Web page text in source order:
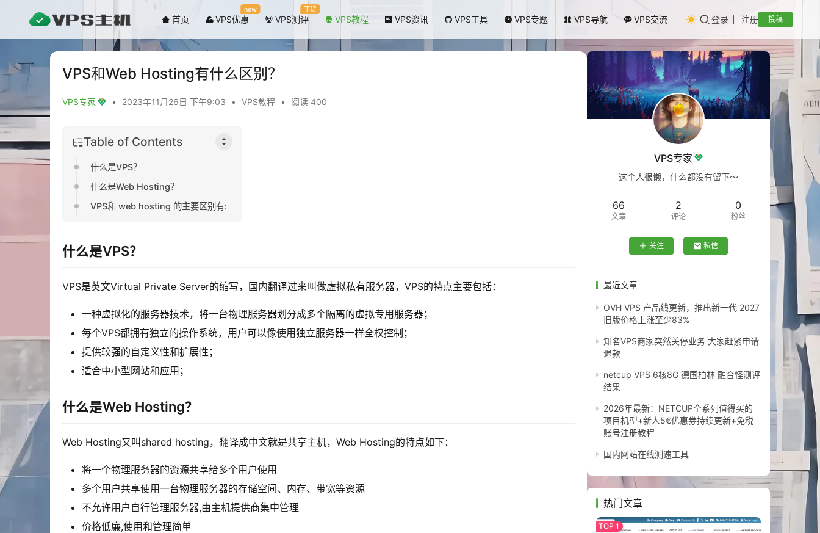
首页 VPS优惠
new
VPS测评
干货
VPS教程 VPS资讯 VPS工具 VPS专题 VPS导航 VPS交流 登录 注册 投稿
VPS和Web Hosting有什么区别？
VPS专家 • 2023年11月26日 下午9:03 • VPS教程 • 阅读 400
Table of Contents
什么是VPS？
什么是Web Hosting？
VPS和 web hosting 的主要区别有:
什么是VPS？
VPS是英文Virtual Private Server的缩写，国内翻译过来叫做虚拟私有服务器，VPS的特点主要包括：
一种虚拟化的服务器技术，将一台物理服务器划分成多个隔离的虚拟专用服务器；
每个VPS都拥有独立的操作系统，用户可以像使用独立服务器一样全权控制；
提供较强的自定义性和扩展性；
适合中小型网站和应用；
什么是Web Hosting？
Web Hosting又叫shared hosting，翻译成中文就是共享主机，Web Hosting的特点如下：
将一个物理服务器的资源共享给多个用户使用
多个用户共享使用一台物理服务器的存储空间、内存、带宽等资源
不允许用户自行管理服务器,由主机提供商集中管理
价格低廉,使用和管理简单
VPS专家
这个人很懒，什么都没有留下～
66
文章
2
评论
0
粉丝
关注 私信
最近文章
OVH VPS 产品线更新，推出新一代 2027
旧版价格上涨至少83%
知名VPS商家突然关停业务 大家赶紧申请
退款
netcup VPS 6核8G 德国柏林 融合怪测评
结果
2026年最新：NETCUP全系列值得买的
项目机型+新人5€优惠券持续更新+免税
账号注册教程
国内网站在线测速工具
热门文章